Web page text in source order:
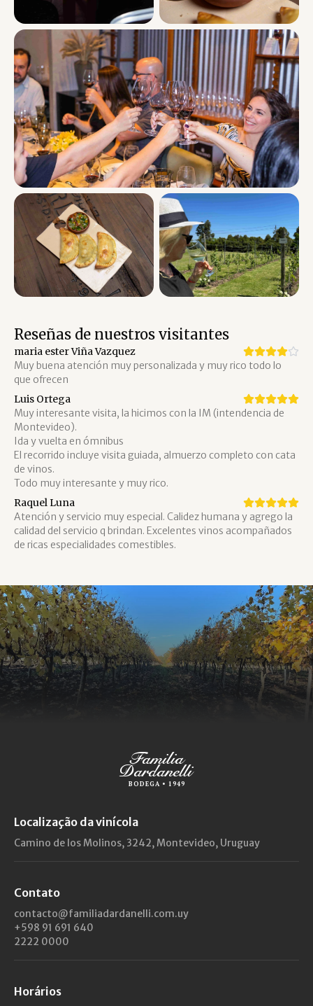
Reseñas de nuestros visitantes
maria ester Viña Vazquez
Muy buena atención muy personalizada y muy rico todo lo
Luis Ortega
Muy interesante visita, la hicimos con la IM (intendencia de
Montevideo).
Ida y vuelta en ómnibus
El recorrido incluye visita guiada, almuerzo completo con cata
de vinos.
Todo muy interesante y muy rico.
Raquel Luna
Atención y servicio muy especial. Calidez humana y agrego la
calidad del servicio q brindan. Excelentes vinos acompañados
de ricas especialidades comestibles.
Familia
Dardanelli
BODEGA • 1949
Localização da vinícola
Camino de los Molinos, 3242, Montevideo, Uruguay
Contato
contacto@familiadardanelli.com.uy
+598 91 691 640
2222 0000
Horários